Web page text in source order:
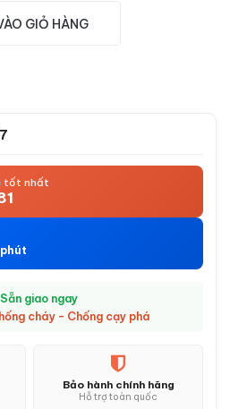
GIỎ HÀNG
tốt nhất
giao ngay
cháy - Chống cạy phá
Bảo hành chính hãng
Hỗ trợ toàn quốc